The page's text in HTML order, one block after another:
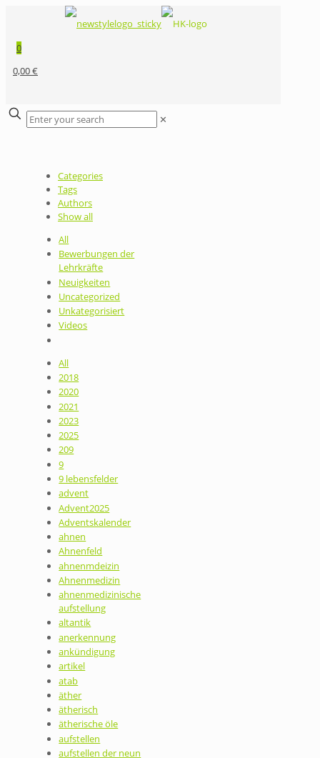
0
0,00 €
✕
Categories
Tags
Authors
Show all
All
Bewerbungen der
Lehrkräfte
Neuigkeiten
Uncategorized
Unkategorisiert
Videos
All
2018
2020
2021
2023
2025
209
9
9 lebensfelder
advent
Advent2025
Adventskalender
ahnen
Ahnenfeld
ahnenmdeizin
Ahnenmedizin
ahnenmedizinische
aufstellung
altantik
anerkennung
ankündigung
artikel
atab
äther
ätherisch
ätherische öle
aufstellen
aufstellen der neun